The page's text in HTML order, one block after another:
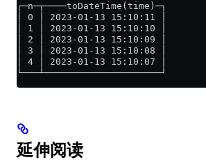
┌─n─┬────toDateTime(time)─┐
│ 0 │ 2023-01-13 15:10:11 │
│ 1 │ 2023-01-13 15:10:10 │
│ 2 │ 2023-01-13 15:10:09 │
│ 3 │ 2023-01-13 15:10:08 │
│ 4 │ 2023-01-13 15:10:07 │
└───┴─────────────────────┘
延伸阅读